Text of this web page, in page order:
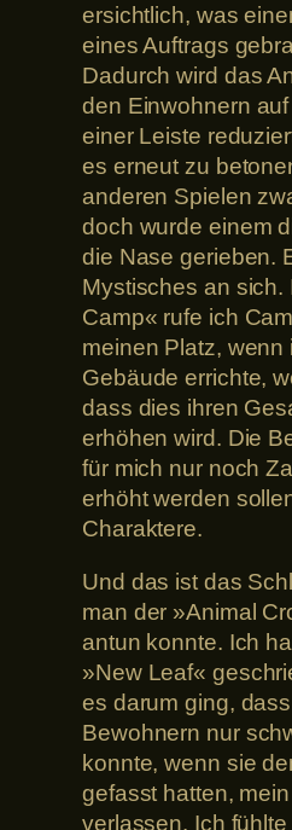
ersichtlich, was
eines Auftrags
Dadurch wird das
den Einwohnern
einer Leiste
es erneut zu
anderen Spielen
doch wurde einem
die Nase gerieben.
Mystisches an sich.
Camp« rufe ich
meinen Platz,
Gebäude errichte,
dass dies ihren
erhöhen wird. Die
für mich nur noch
erhöht werden
Charaktere.
Und das ist das
man der »Animal
antun konnte. Ich
»New Leaf«
es darum ging,
Bewohnern nur
konnte, wenn sie
gefasst hatten,
verlassen. Ich